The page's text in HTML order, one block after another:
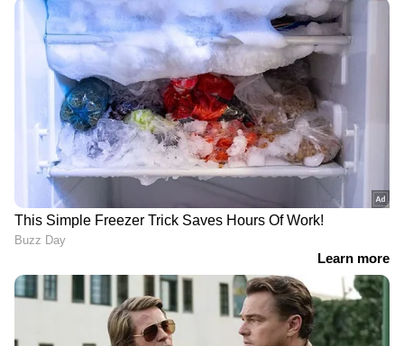
ശ്രീ പദ്മനാഭ സന്നിധിയിലെത്തി വി.ഡി.
സതീശൻ, തൊഴുത് മടക്കം
ഉമ്മൻ ചാണ്ടി മന്ത്രിസഭയിൽ
മന്ത്രിയാകാത്തതാണ് ജീവിതത്തിലെ വലിയ
നഷ്ടമെന്ന് വിഡി സതീശൻ; ഉമ്മൻ
ചാണ്ടിയുടെ വീട് സന്ദർശിച്ചു
DOWNLOAD APP
RECOMMENDED STORIES